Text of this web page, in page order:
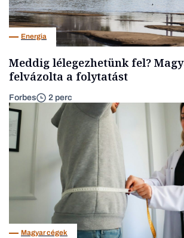
Energia
Meddig lélegezhetünk fel?
felvázolta a folytatást
Forbes 2 perc
Magyar cégek